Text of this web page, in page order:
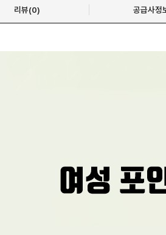
리뷰(0) 공급사정